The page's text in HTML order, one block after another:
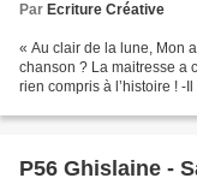
Par Ecriture Créative
« Au clair de la lune, Mon
chanson ? La maitresse a
rien compris à l’histoire ! -
P56 Ghislaine -